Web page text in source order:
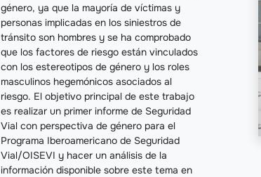
género, ya que la mayoría de víctimas y
personas implicadas en los siniestros de
tránsito son hombres y se ha comprobado
que los factores de riesgo están vinculados
con los estereotipos de género y los roles
masculinos hegemónicos asociados al
riesgo. El objetivo principal de este trabajo
es realizar un primer informe de Seguridad
Vial con perspectiva de género para el
Programa Iberoamericano de Seguridad
Vial/OISEVI y hacer un análisis de la
información disponible sobre este tema en